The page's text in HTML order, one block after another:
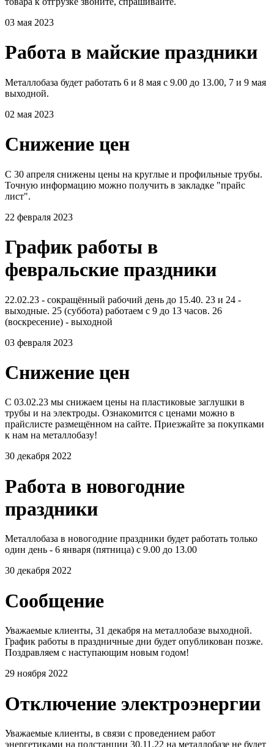
03 мая 2023
Работа в майские праздники
Металлобаза будет работать 6 и 8 мая с 9.00 до 13.00, 7 и 9 мая
выходной.
02 мая 2023
Снижение цен
С 30 апреля снижены цены на круглые и профильные трубы.
Точную информацию можно получить в закладке "прайс
лист".
22 февраля 2023
График работы в
февральские праздники
22.02.23 - сокращённый рабочий день до 15.40. 23 и 24 -
выходные. 25 (суббота) работаем с 9 до 13 часов. 26
(воскресение) - выходной
03 февраля 2023
Снижение цен
С 03.02.23 мы снижаем цены на пластиковые заглушки в
трубы и на электроды. Ознакомится с ценами можно в
прайслисте размещённом на сайте. Приезжайте за покупками
к нам на металлобазу!
30 декабря 2022
Работа в новогодние
праздники
Металлобаза в новогодние праздники будет работать только
один день - 6 января (пятница) с 9.00 до 13.00
30 декабря 2022
Сообщение
Уважаемые клиенты, 31 декабря на металлобазе выходной.
График работы в праздничные дни будет опубликован позже.
Поздравляем с наступающим новым годом!
29 ноября 2022
Отключение электроэнергии
Уважаемые клиенты, в связи с проведением работ
энергетиками на подстанции 30.11.22 на металлобазе не будет